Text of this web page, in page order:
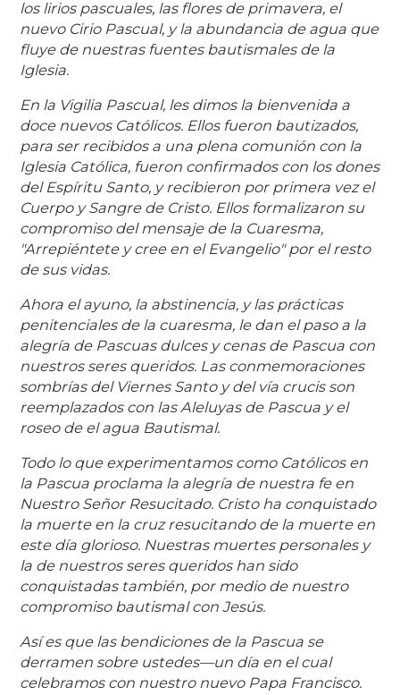
los lirios pascuales, las flores de primavera, el
nuevo Cirio Pascual, y la abundancia de agua que
fluye de nuestras fuentes bautismales de la
Iglesia.
En la Vigilia Pascual, les dimos la bienvenida a
doce nuevos Católicos. Ellos fueron bautizados,
para ser recibidos a una plena comunión con la
Iglesia Católica, fueron confirmados con los dones
del Espíritu Santo, y recibieron por primera vez el
Cuerpo y Sangre de Cristo. Ellos formalizaron su
compromiso del mensaje de la Cuaresma,
"Arrepiéntete y cree en el Evangelio" por el resto
de sus vidas.
Ahora el ayuno, la abstinencia, y las prácticas
penitenciales de la cuaresma, le dan el paso a la
alegría de Pascuas dulces y cenas de Pascua con
nuestros seres queridos. Las conmemoraciones
sombrías del Viernes Santo y del vía crucis son
reemplazados con las Aleluyas de Pascua y el
roseo de el agua Bautismal.
Todo lo que experimentamos como Católicos en
la Pascua proclama la alegría de nuestra fe en
Nuestro Señor Resucitado. Cristo ha conquistado
la muerte en la cruz resucitando de la muerte en
este día glorioso. Nuestras muertes personales y
la de nuestros seres queridos han sido
conquistadas también, por medio de nuestro
compromiso bautismal con Jesús.
Así es que las bendiciones de la Pascua se
derramen sobre ustedes—un día en el cual
celebramos con nuestro nuevo Papa Francisco.